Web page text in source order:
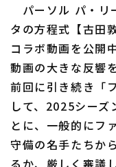
ファーム西地区
交流戦
東北楽天ゴ
埼玉西武
千葉ロッテ
オリックス
福岡ソフト
設定
パーソル パ・リ
タの方程式【古田
コラボ動画を公開
動画の大きな反響
前回に引き続き「
して、2025シーズ
とに、一般的にフ
守備の名手たちか
るか、厳しく審議